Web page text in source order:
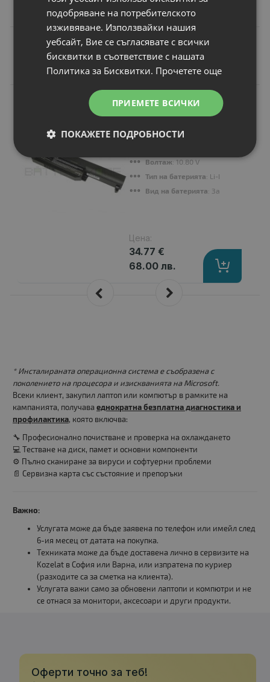
Подобни продукти
Батерия за лаптоп
Asus A Series A45
Капацитет: 4400 mAh
Волтаж: 10.80 V
Тип на батерията: Li-Ion
Вид на батерията: Заместител
Цена:
34.77 €
68.00 лв.
* Инсталираната операционна система е съобразена с
поколението на процесора и изискванията на Microsoft.
Всеки клиент, закупил лаптоп или компютър в рамките на
кампанията, получава еднократна безплатна диагностика и
профилактика, която включва:
🔧 Професионално почистване и проверка на охлаждането
💻 Тестване на диск, памет и основни компоненти
⚙️ Пълно сканиране за вируси и софтуерни проблеми
📄 Сервизна карта със състояние и препоръки
Важно:
Услугата може да бъде заявена по телефон или имейл след
6-ия месец от датата на покупка.
Техниката може да бъде доставена лично в сервизите на
Kozelat в София или Варна, или изпратена по куриер
(разходите са за сметка на клиента).
Услугата важи само за обновени лаптопи и компютри и не
се отнася за монитори, аксесоари и други продукти.
Оферти точно за теб!
подобряване на потребителското
изживяване. Използвайки нашия
уебсайт, Вие се съгласявате с всички
бисквитки в съответствие с нашата
Политика за Бисквитки. Прочетете още
ПРИЕМЕТЕ ВСИЧКИ
ПОКАЖЕТЕ ПОДРОБНОСТИ